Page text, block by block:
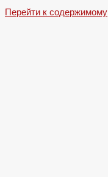
Перейти к содержимому